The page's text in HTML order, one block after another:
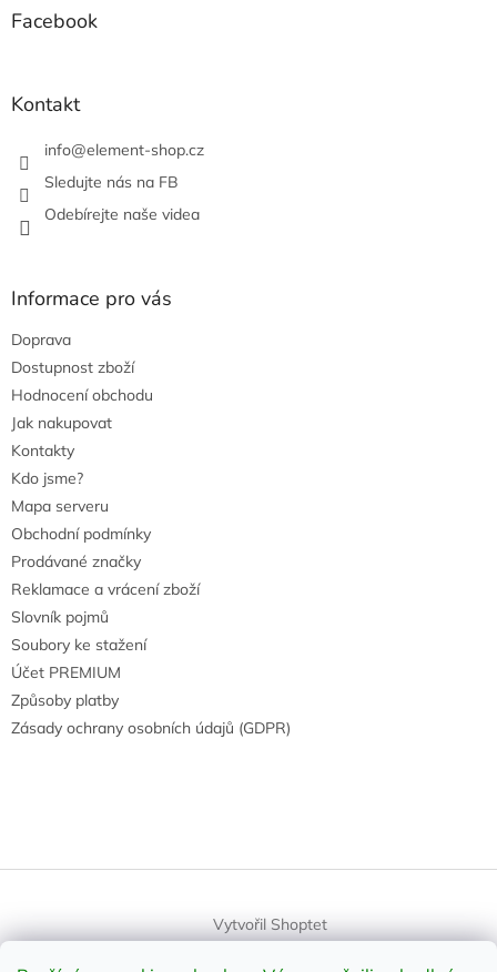
Facebook
Kontakt
info@element-shop.cz
Sledujte nás na FB
Odebírejte naše videa
Informace pro vás
Doprava
Dostupnost zboží
Hodnocení obchodu
Jak nakupovat
Kontakty
Kdo jsme?
Mapa serveru
Obchodní podmínky
Prodávané značky
Reklamace a vrácení zboží
Slovník pojmů
Soubory ke stažení
Účet PREMIUM
Způsoby platby
Zásady ochrany osobních údajů (GDPR)
Vytvořil Shoptet